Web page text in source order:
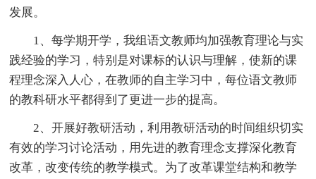
发展。
1、每学期开学，我组语文教师均加强教育理论与实
践经验的学习，特别是对课标的认识与理解，使新的课
程理念深入人心，在教师的自主学习中，每位语文教师
的教科研水平都得到了更进一步的提高。
2、开展好教研活动，利用教研活动的时间组织切实
有效的学习讨论活动，用先进的教育理念支撑深化教育
改革，改变传统的教学模式。为了改革课堂结构和教学